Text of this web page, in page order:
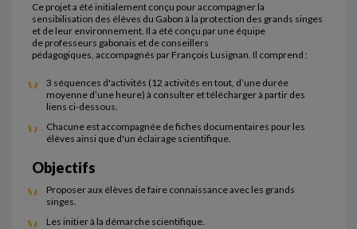
Ce projet a été initialement conçu pour accompagner la
sensibilisation des élèves du Gabon à la protection des grands singes
et de leur environnement. Il a été conçu par une équipe
de professeurs gabonais et de conseillers
pédagogiques, accompagnés par François Lusignan. Il comprend :
3 séquences d'activités (12 activités en tout, d’une durée
moyenne d’une heure) à consulter et télécharger à partir des
liens ci-dessous.
Chacune est accompagnée de fiches documentaires pour les
élèves ainsi que d'un éclairage scientifique.
Objectifs
Proposer aux élèves de faire connaissance avec les grands
singes.
Les initier à la démarche scientifique.